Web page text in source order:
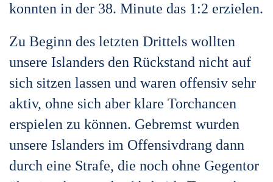
konnten in der 38. Minute das 1:2 erzielen.
Zu Beginn des letzten Drittels wollten
unsere Islanders den Rückstand nicht auf
sich sitzen lassen und waren offensiv sehr
aktiv, ohne sich aber klare Torchancen
erspielen zu können. Gebremst wurden
unsere Islanders im Offensivdrang dann
durch eine Strafe, die noch ohne Gegentor